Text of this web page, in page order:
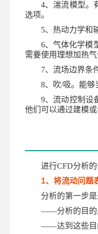
4、湍流模型。
选项。
5、热动力学和
6、气体化学模
需要使用理想加热
7、流场边界条
8、吹/吸。能够
9、流动控制设
他们可以通过建模
进行CFD分析
1、将流动问题
分析的第一步
——分析的目的
——达到这些目